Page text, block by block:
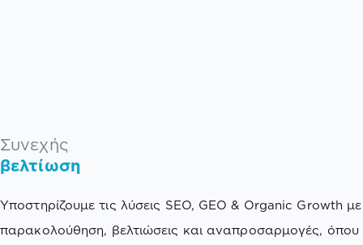
Συνεχής
βελτίωση
Υποστηρίζουμε τις λύσεις SEO, GEO & Organic Growth με
παρακολούθηση, βελτιώσεις και αναπροσαρμογές, όπου